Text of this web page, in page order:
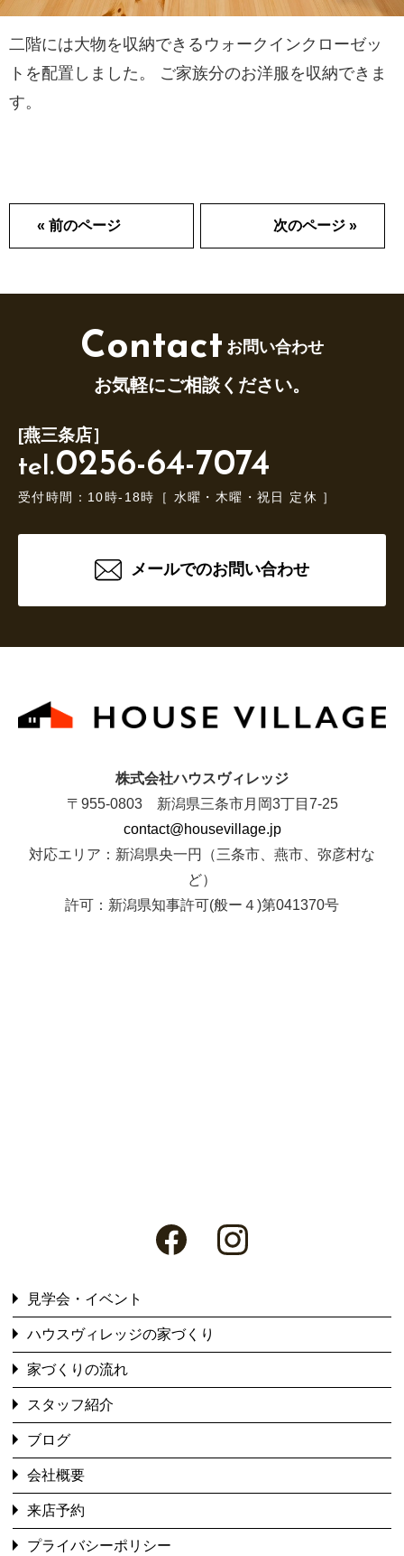
二階には大物を収納できるウォークインクローゼッ
トを配置しました。 ご家族分のお洋服を収納できま
す。
« 前のページ 次のページ »
Contact お問い合わせ
お気軽にご相談ください。
[燕三条店］
tel.0256-64-7074
受付時間：10時-18時［ 水曜・木曜・祝日 定休 ］
メールでのお問い合わせ
株式会社ハウスヴィレッジ
〒955-0803 新潟県三条市月岡3丁目7-25
contact@housevillage.jp
対応エリア：新潟県央一円（三条市、燕市、弥彦村な
ど）
許可：新潟県知事許可(般ー４)第041370号
見学会・イベント
ハウスヴィレッジの家づくり
家づくりの流れ
スタッフ紹介
ブログ
会社概要
来店予約
プライバシーポリシー